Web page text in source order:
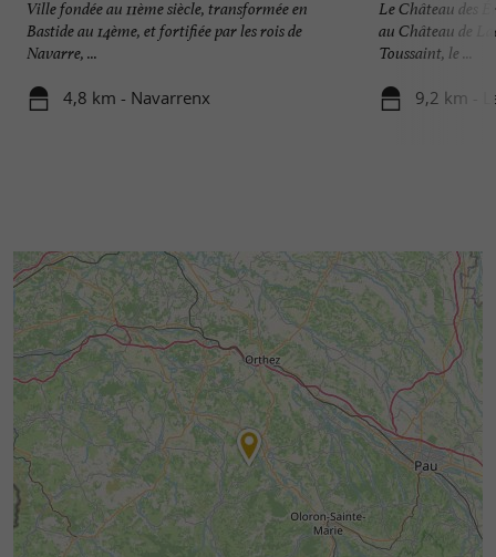
Ville fondée au 11ème siècle, transformée en
Bastide au 14ème, et fortifiée par les rois de
Navarre, ...
4,8 km - Navarrenx
Le Château des
au Château de
Toussaint, le ...
9,2 km -